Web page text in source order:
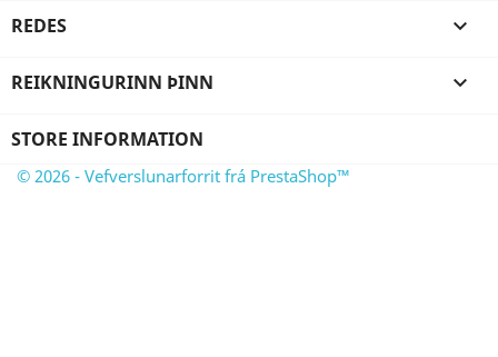
REDES 
REIKNINGURINN ÞINN 
STORE INFORMATION
© 2026 - Vefverslunarforrit frá PrestaShop™